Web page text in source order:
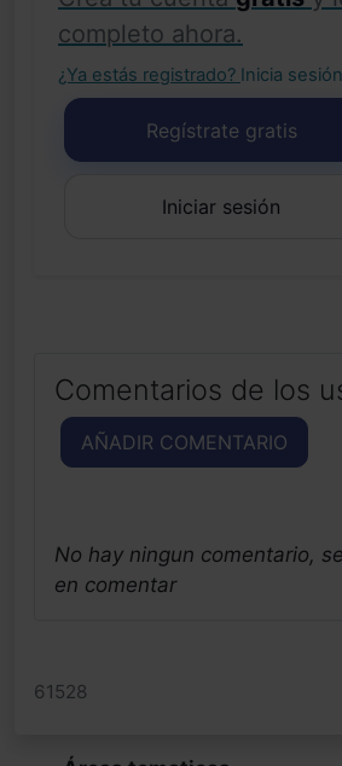
completo ahora.
¿Ya estás registrado? Inicia
Regístrate gratis
Iniciar sesión
Comentarios de los
AÑADIR COMENTARIO
No hay ningun comentario,
en comentar
61528